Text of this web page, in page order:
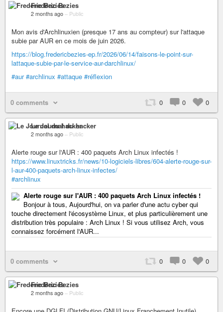
Frederic Bezies
2 months ago – Public
Mon avis d'Archlinuxien (presque 17 ans au compteur) sur l'attaque
subie par AUR en ce mois de juin 2026.
https://blog.fredericbezies-ep.fr/2026/06/14/faisons-le-point-sur-
lattaque-subie-par-le-service-aur-darchlinux/
#aur #archlinux #attaque #réflexion
0 comments 0 0 0
Le Journal du hacker
2 months ago – Public
Alerte rouge sur l'AUR : 400 paquets Arch Linux infectés !
https://www.linuxtricks.fr/news/10-logiciels-libres/604-alerte-rouge-sur-
l-aur-400-paquets-arch-linux-infectes/
#archlinux
Alerte rouge sur l'AUR : 400 paquets Arch Linux infectés !
Bonjour à tous, Aujourd'hui, on va parler d'une actu cyber qui
touche directement l'écosystème Linux, et plus particulièrement une
distribution très populaire : Arch Linux ! Si vous utilisez Arch, vous
connaissez forcément l'AUR...
0 comments 0 0 0
Frederic Bezies
2 months ago – Public